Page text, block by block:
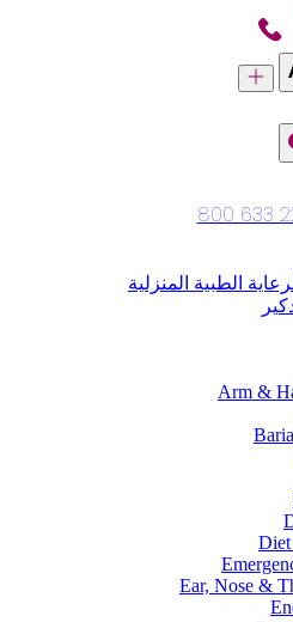
800 633
الطبية المنزلية
Arm &
Ear, Nose &